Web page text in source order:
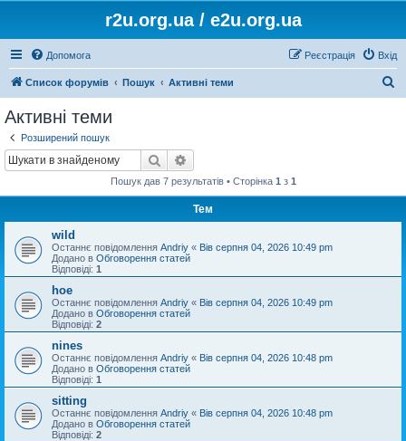
r2u.org.ua / e2u.org.ua
Допомога Вхід
Реєстрація
Список форумів Пошук Активні теми
Активні теми
Розширений пошук
Пошук
Пошук дав 7 результатів • Сторінка 1 з 1
Тем
wild
Останнє повідомлення Andriy « Вів серпня 04, 2026 10:49 pm
Додано в Обговорення статей
Відповіді: 1
hoe
Останнє повідомлення Andriy « Вів серпня 04, 2026 10:49 pm
Додано в Обговорення статей
Відповіді: 2
nines
Останнє повідомлення Andriy « Вів серпня 04, 2026 10:48 pm
Додано в Обговорення статей
Відповіді: 1
sitting
Останнє повідомлення Andriy « Вів серпня 04, 2026 10:48 pm
Додано в Обговорення статей
Відповіді: 2